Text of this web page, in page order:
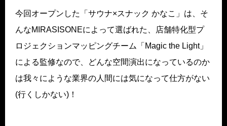
今回オープンした「サウナ×スナック かなこ」は、そ
んなMIRASISONEによって選ばれた、店舗特化型プ
ロジェクションマッピングチーム「Magic the Light」
による監修なので、どんな空間演出になっているのか
は我々にような業界の人間には気になって仕方がない
(行くしかない)！